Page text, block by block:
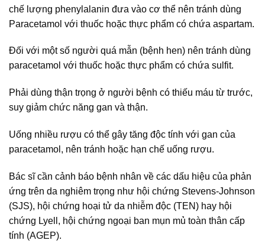
chế lượng phenylalanin đưa vào cơ thể nên tránh dùng
Paracetamol với thuốc hoặc thực phẩm có chứa aspartam.
Đối với một số người quá mẫn (bệnh hen) nên tránh dùng
paracetamol với thuốc hoặc thực phẩm có chứa sulfit.
Phải dùng thận trọng ở người bệnh có thiếu máu từ trước,
suy giảm chức năng gan và thận.
Uống nhiều rượu có thể gây tăng độc tính với gan của
paracetamol, nên tránh hoặc hạn chế uống rượu.
Bác sĩ cần cảnh báo bệnh nhân về các dấu hiệu của phản
ứng trên da nghiêm trọng như hội chứng Stevens-Johnson
(SJS), hội chứng hoại tử da nhiễm độc (TEN) hay hội
chứng Lyell, hội chứng ngoại ban mụn mủ toàn thân cấp
tính (AGEP).